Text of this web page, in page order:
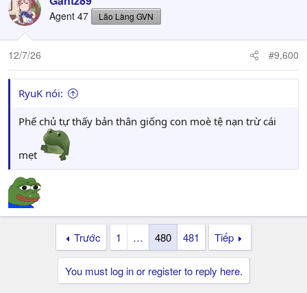
Agent 47 Lão Làng GVN
12/7/26 #9,600
RyuK nói:
Phế chủ tự thấy bản thân giống con moè tệ nạn trừ cái
mẹt
Trước 1 … 480 481 Tiếp
You must log in or register to reply here.